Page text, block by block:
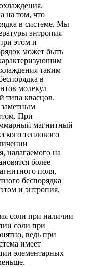
на том, что
в системе. Мы
энтропия
этом и
может быть
таким
в
молекул
типа квасцов.
При
магнитный
теплового
налагаемого на
более
поля,
беспорядка
и энтропия,
соли при наличии
соли при
ведь при
имеет
элементарных